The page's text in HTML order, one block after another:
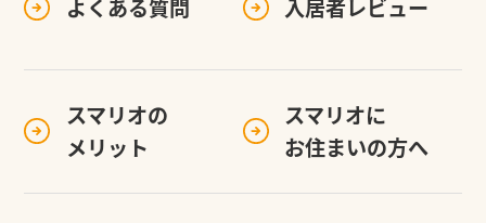
よくある質問 入居者レビュー
スマリオの
メリット
スマリオに
お住まいの方へ